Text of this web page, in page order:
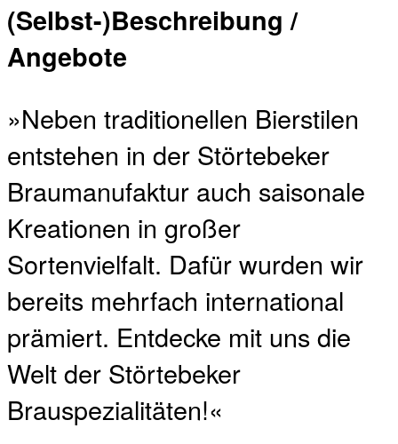
(Selbst-)Beschreibung /
Angebote
»Neben traditionellen Bierstilen
entstehen in der Störtebeker
Braumanufaktur auch saisonale
Kreationen in großer
Sortenvielfalt. Dafür wurden wir
bereits mehrfach international
prämiert. Entdecke mit uns die
Welt der Störtebeker
Brauspezialitäten!«